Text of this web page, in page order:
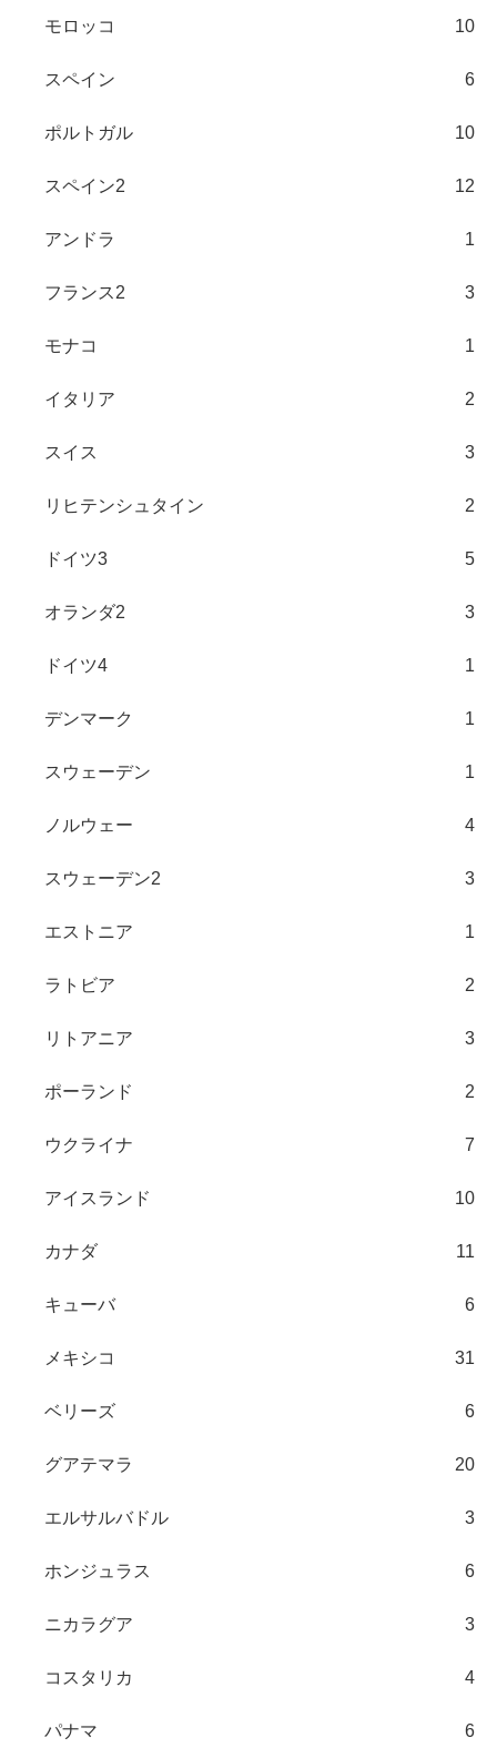
モロッコ 10
スペイン 6
ポルトガル 10
スペイン2 12
アンドラ 1
フランス2 3
モナコ 1
イタリア 2
スイス 3
リヒテンシュタイン 2
ドイツ3 5
オランダ2 3
ドイツ4 1
デンマーク 1
スウェーデン 1
ノルウェー 4
スウェーデン2 3
エストニア 1
ラトビア 2
リトアニア 3
ポーランド 2
ウクライナ 7
アイスランド 10
カナダ 11
キューバ 6
メキシコ 31
ベリーズ 6
グアテマラ 20
エルサルバドル 3
ホンジュラス 6
ニカラグア 3
コスタリカ 4
パナマ 6